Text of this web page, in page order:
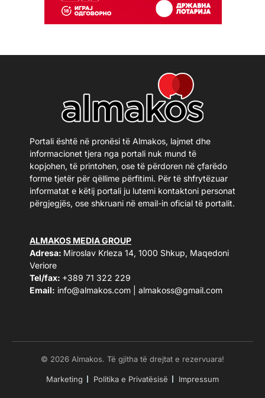
Portali është në pronësi të Almakos, lajmet dhe
informacionet tjera nga portali nuk mund të
kopjohen, të printohen, ose të përdoren në çfarëdo
forme tjetër për qëllime përfitimi. Për të shfrytëzuar
informatat e këtij portali ju lutemi kontaktoni personat
përgjegjës, ose shkruani në email-in oficial të portalit.
ALMAKOS MEDIA GROUP
Adresa: Miroslav Krleza 14, 1000 Shkup, Maqedoni
Veriore
Tel/fax: +389 71 322 229
Email: info@almakos.com almakoss@gmail.com
© 2026 Almakos. Të gjitha të drejtat e rezervuara!
Marketing Politika e Privatësisë Impressum